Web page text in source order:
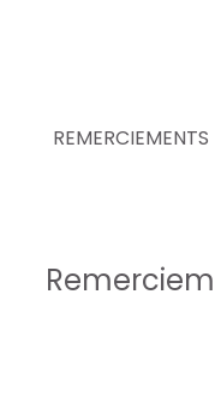
REMERCIEMENTS